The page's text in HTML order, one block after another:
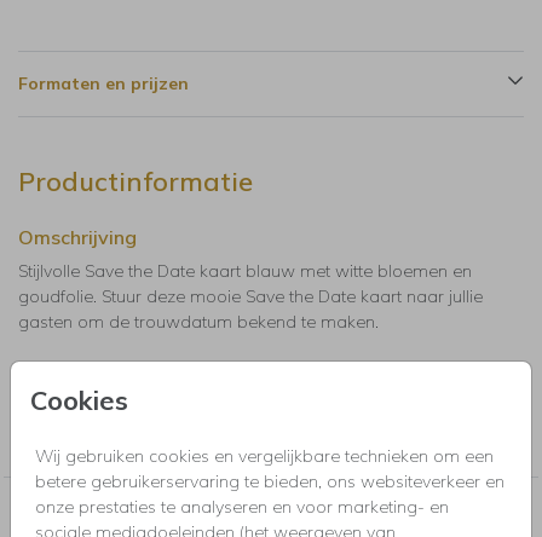
Cookies
Wij gebruiken cookies en vergelijkbare technieken om een
betere gebruikerservaring te bieden, ons websiteverkeer en
onze prestaties te analyseren en voor marketing- en
sociale mediadoeleinden (het weergeven van
Formaten en prijzen
Productinformatie
Omschrijving
Stijlvolle Save the Date kaart blauw met witte bloemen en
goudfolie. Stuur deze mooie Save the Date kaart naar jullie
gasten om de trouwdatum bekend te maken.
Collectie
Nog meer in deze stijl voor jou